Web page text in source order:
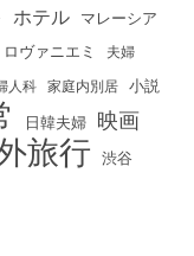
ホテル マレーシア
ロヴァニエミ
夫婦
人科 家庭内別居 小説
日韓夫婦 映画
旅行 渋谷